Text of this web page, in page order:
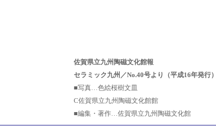
佐賀県立九州陶磁文化館報
セラミック九州／No.40号より（平成16年発行）
■写真…色絵桜樹文皿
C佐賀県立九州陶磁文化館館
■編集・著作…佐賀県立九州陶磁文化館